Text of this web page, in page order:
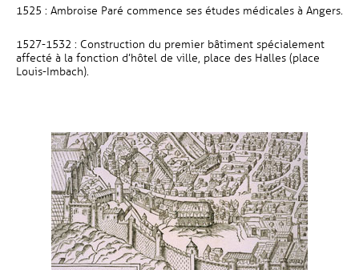
1525 : Ambroise Paré commence ses études médicales à Angers.
1527-1532 : Construction du premier bâtiment spécialement
affecté à la fonction d’hôtel de ville, place des Halles (place
Louis-Imbach).